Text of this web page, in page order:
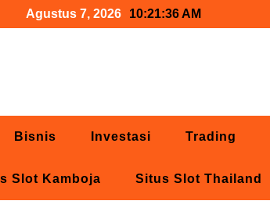
Agustus 7, 2026 10:21:37 AM
Bisnis Investasi Trading
Slot Kamboja Situs Slot Thailand